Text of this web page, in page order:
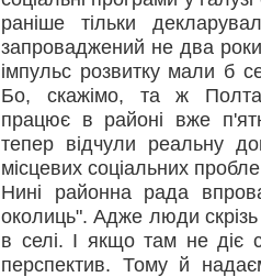
раніше тільки
запроваджений не два
імпульс розвитку мали б
Бо, скажімо, та ж
працює в районі вже
тепер відчули реальну
місцевих соціальних
Нині районна рада
околиць". Адже люди скрізь
в селі. І якщо там не діє
перспектив. Тому й